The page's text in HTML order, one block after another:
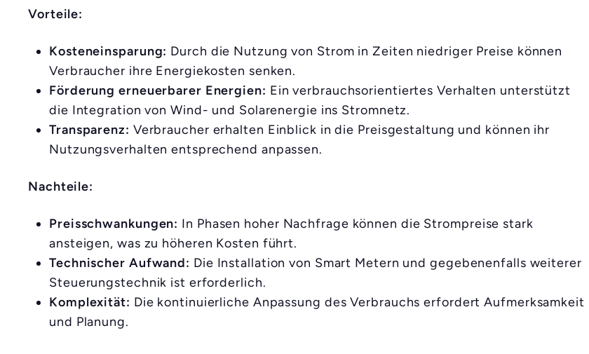
Vorteile:
Kosteneinsparung: Durch die Nutzung von Strom in Zeiten niedriger Preise können
Verbraucher ihre Energiekosten senken.
Förderung erneuerbarer Energien: Ein verbrauchsorientiertes Verhalten unterstützt
die Integration von Wind- und Solarenergie ins Stromnetz.
Transparenz: Verbraucher erhalten Einblick in die Preisgestaltung und können ihr
Nutzungsverhalten entsprechend anpassen.
Nachteile:
Preisschwankungen: In Phasen hoher Nachfrage können die Strompreise stark
ansteigen, was zu höheren Kosten führt.
Technischer Aufwand: Die Installation von Smart Metern und gegebenenfalls weiterer
Steuerungstechnik ist erforderlich.
Komplexität: Die kontinuierliche Anpassung des Verbrauchs erfordert Aufmerksamkeit
und Planung.